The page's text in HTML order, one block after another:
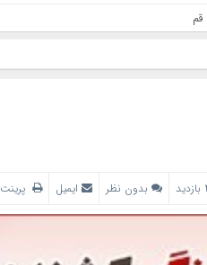
بدون نظر ایمیل پرینت